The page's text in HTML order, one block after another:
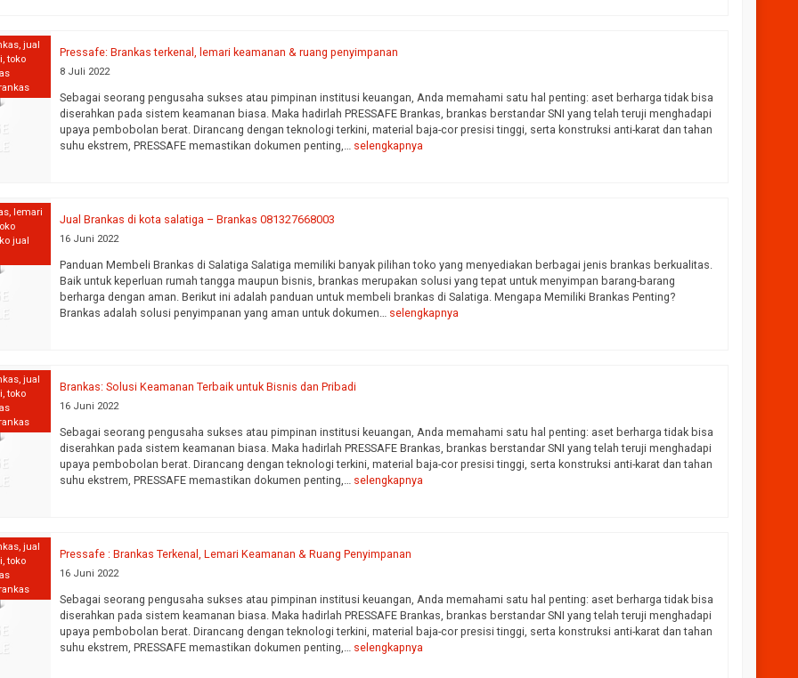
,jual
,toko
Pressafe: Brankas terkenal, lemari keamanan & ruang penyimpanan
8 Juli 2022
Sebagai seorang pengusaha sukses atau pimpinan institusi keuangan, Anda memahami satu hal penting: aset berharga tidak bisa
diserahkan pada sistem keamanan biasa. Maka hadirlah PRESSAFE Brankas, brankas berstandar SNI yang telah teruji menghadapi
upaya pembobolan berat. Dirancang dengan teknologi terkini, material baja-cor presisi tinggi, serta konstruksi anti-karat dan tahan
suhu ekstrem, PRESSAFE memastikan dokumen penting,… selengkapnya
, lemari
jual
Jual Brankas di kota salatiga – Brankas 081327668003
16 Juni 2022
Panduan Membeli Brankas di Salatiga Salatiga memiliki banyak pilihan toko yang menyediakan berbagai jenis brankas berkualitas.
Baik untuk keperluan rumah tangga maupun bisnis, brankas merupakan solusi yang tepat untuk menyimpan barang-barang
berharga dengan aman. Berikut ini adalah panduan untuk membeli brankas di Salatiga. Mengapa Memiliki Brankas Penting?
Brankas adalah solusi penyimpanan yang aman untuk dokumen… selengkapnya
,jual
,toko
Brankas: Solusi Keamanan Terbaik untuk Bisnis dan Pribadi
16 Juni 2022
Sebagai seorang pengusaha sukses atau pimpinan institusi keuangan, Anda memahami satu hal penting: aset berharga tidak bisa
diserahkan pada sistem keamanan biasa. Maka hadirlah PRESSAFE Brankas, brankas berstandar SNI yang telah teruji menghadapi
upaya pembobolan berat. Dirancang dengan teknologi terkini, material baja-cor presisi tinggi, serta konstruksi anti-karat dan tahan
suhu ekstrem, PRESSAFE memastikan dokumen penting,… selengkapnya
,jual
,toko
Pressafe : Brankas Terkenal, Lemari Keamanan & Ruang Penyimpanan
16 Juni 2022
Sebagai seorang pengusaha sukses atau pimpinan institusi keuangan, Anda memahami satu hal penting: aset berharga tidak bisa
diserahkan pada sistem keamanan biasa. Maka hadirlah PRESSAFE Brankas, brankas berstandar SNI yang telah teruji menghadapi
upaya pembobolan berat. Dirancang dengan teknologi terkini, material baja-cor presisi tinggi, serta konstruksi anti-karat dan tahan
suhu ekstrem, PRESSAFE memastikan dokumen penting,… selengkapnya